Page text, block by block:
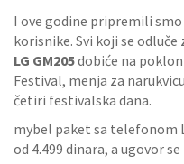
I ove godine pripremili
korisnike. Svi koji se odluče
LG GM205dobiće na
Festival, menja za
četiri festivalska dana.
mybel paket sa telefonom
od 4.499 dinara, a ugovor